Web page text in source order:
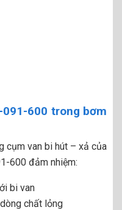
600 trong bơm
cụm van bi hút – xả của
600 đảm nhiệm:
bi van
chất lỏng